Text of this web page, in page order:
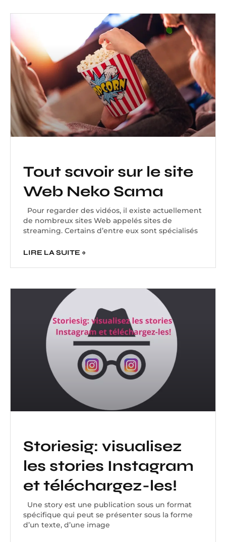
Tout savoir sur le site
Web Neko Sama
Pour regarder des vidéos, il existe actuellement
de nombreux sites Web appelés sites de
streaming. Certains d’entre eux sont spécialisés
LIRE LA SUITE »
Storiesig: visualisez
les stories Instagram
et téléchargez-les!
Une story est une publication sous un format
spécifique qui peut se présenter sous la forme
d’un texte, d’une image